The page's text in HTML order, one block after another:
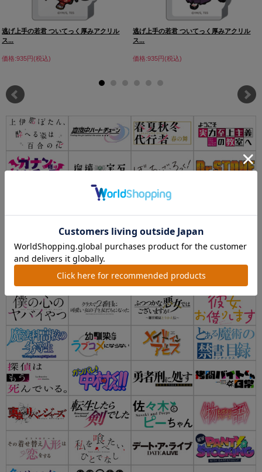
逃げ上手の若君 ついてっく厚みアクリル
ス...
価格:935円(税込)
逃げ上手の若君 ついてっく厚みアクリル
ス...
価格:935円(税込)